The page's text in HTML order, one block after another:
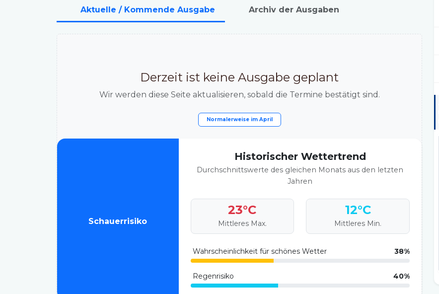
Aktuelle / Kommende Ausgabe Archiv der Ausgaben
Derzeit ist keine Ausgabe geplant
Wir werden diese Seite aktualisieren, sobald die Termine bestätigt sind.
Normalerweise im April
Schauerrisiko
Historischer Wettertrend
Durchschnittswerte des gleichen Monats aus den letzten
Jahren
23°C
Mittleres Max.
12°C
Mittleres Min.
Wahrscheinlichkeit für schönes Wetter 38%
Regenrisiko 40%